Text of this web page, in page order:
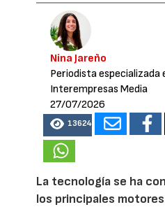
Nina Jareño
Periodista especializada
Interempresas Media
27/07/2026
13624
La tecnología se ha
los principales